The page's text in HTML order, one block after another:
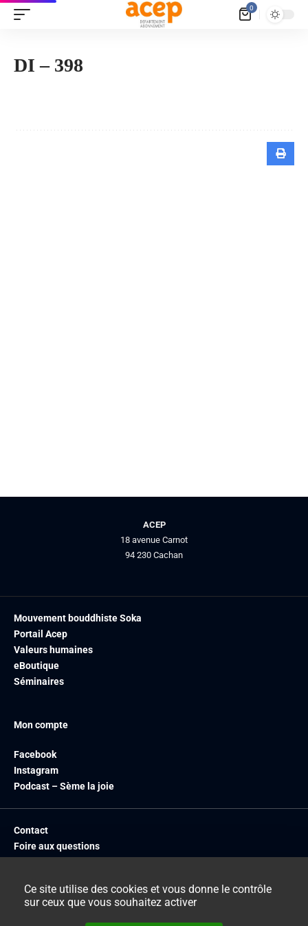
0
DI – 398
ACEP
18 avenue Carnot
94 230 Cachan
Mouvement bouddhiste Soka
Portail Acep
Valeurs humaines
eBoutique
Séminaires
Mon compte
Facebook
Instagram
Podcast – Sème la joie
Contact
Foire aux questions
CGV
Panneau de gestion des cookies
Ce site utilise des cookies et vous donne le contrôle
sur ceux que vous souhaitez activer